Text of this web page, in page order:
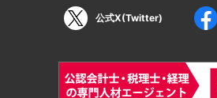
公式X(Twitter)